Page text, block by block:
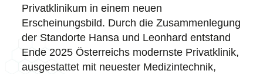
Privatklinikum in einem neuen
Erscheinungsbild. Durch die Zusammenlegung
der Standorte Hansa und Leonhard entstand
Ende 2025 Österreichs modernste Privatklinik,
ausgestattet mit neuester Medizintechnik,